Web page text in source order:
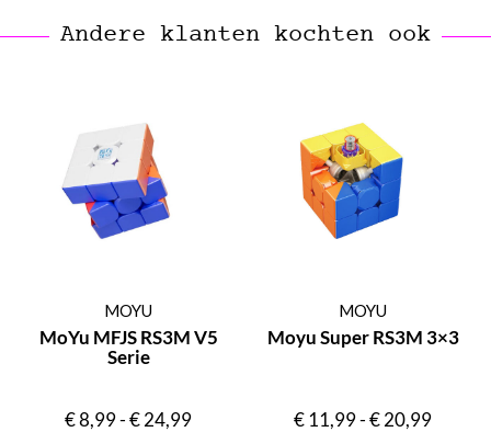
Andere klanten kochten ook
MOYU
MoYu MFJS RS3M V5
Serie
€8,99-€24,99
MOYU
Moyu Super RS3M 3×3
€11,99-€20,99